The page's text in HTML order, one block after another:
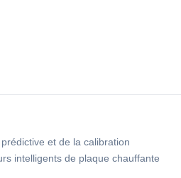
et de la calibration
intelligents de plaque chauffante